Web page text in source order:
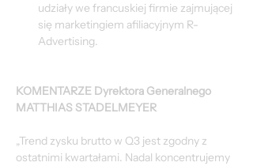
udziały we francuskiej firmie zajmującej
się marketingiem afiliacyjnym R-
Advertising.
KOMENTARZE Dyrektora Generalnego
MATTHIAS STADELMEYER
„Trend zysku brutto w Q3 jest zgodny z
ostatnimi kwartałami. Nadal koncentrujemy